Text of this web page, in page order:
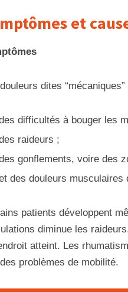
et
dites
difficultés à bouger les
raideurs ;
gonflements, voire des
des douleurs musculaires
patients développent
diminue les
atteint. Les
problèmes de mobilité.